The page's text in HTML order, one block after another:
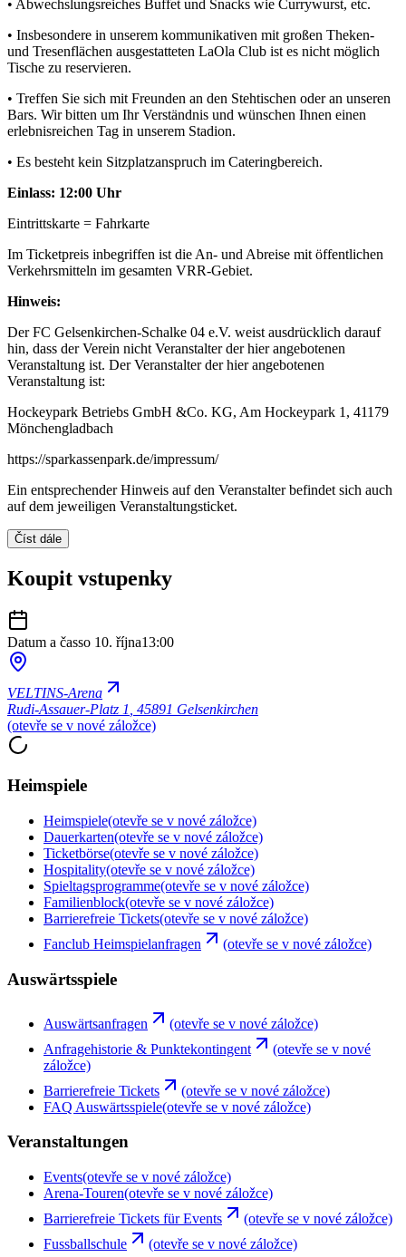
• Abwechslungsreiches Buffet und Snacks wie Currywurst, etc.
• Insbesondere in unserem kommunikativen mit großen Theken-
und Tresenflächen ausgestatteten LaOla Club ist es nicht möglich
Tische zu reservieren.
• Treffen Sie sich mit Freunden an den Stehtischen oder an unseren
Bars. Wir bitten um Ihr Verständnis und wünschen Ihnen einen
erlebnisreichen Tag in unserem Stadion.
• Es besteht kein Sitzplatzanspruch im Cateringbereich.
Einlass: 12:00 Uhr
Eintrittskarte = Fahrkarte
Im Ticketpreis inbegriffen ist die An- und Abreise mit öffentlichen
Verkehrsmitteln im gesamten VRR-Gebiet.
Hinweis:
Der FC Gelsenkirchen-Schalke 04 e.V. weist ausdrücklich darauf
hin, dass der Verein nicht Veranstalter der hier angebotenen
Veranstaltung ist. Der Veranstalter der hier angebotenen
Veranstaltung ist:
Hockeypark Betriebs GmbH &Co. KG, Am Hockeypark 1, 41179
Mönchengladbach
https://sparkassenpark.de/impressum/
Ein entsprechender Hinweis auf den Veranstalter befindet sich auch
auf dem jeweiligen Veranstaltungsticket.
Číst dále
Koupit vstupenky
Datum a časso 10. října13:00
VELTINS-Arena
Rudi-Assauer-Platz 1 45891 Gelsenkirchen
(otevře se v nové záložce)
Heimspiele
Heimspiele(otevře se v nové záložce)
Dauerkarten(otevře se v nové záložce)
Ticketbörse(otevře se v nové záložce)
Hospitality(otevře se v nové záložce)
Spieltagsprogramme(otevře se v nové záložce)
Familienblock(otevře se v nové záložce)
Barrierefreie Tickets(otevře se v nové záložce)
Fanclub Heimspielanfragen
(otevře se v nové záložce)
Auswärtsspiele
Auswärtsanfragen
(otevře se v nové záložce)
Anfragehistorie & Punktekontingent
(otevře se v nové
záložce)
Barrierefreie Tickets
(otevře se v nové záložce)
FAQ Auswärtsspiele(otevře se v nové záložce)
Veranstaltungen
Events(otevře se v nové záložce)
Arena-Touren(otevře se v nové záložce)
Barrierefreie Tickets für Events
(otevře se v nové záložce)
Fussballschule
(otevře se v nové záložce)